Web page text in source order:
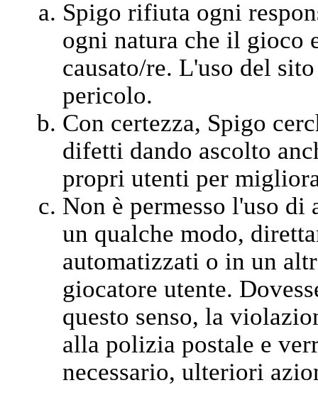
Spigo rifiuta ogni
ogni natura che il gioco
causato/re. L'uso del
pericolo.
Con certezza, Spigo
difetti dando ascolto
propri utenti per
Non è permesso l'uso
un qualche modo,
automatizzati o in un
giocatore utente.
questo senso, la
alla polizia postale e
necessario, ulteriori